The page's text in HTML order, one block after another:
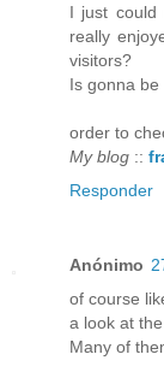
I just could
really
visitors?
Is gonna be
order to
My blog ::
Responder
Anónimo
of course
a look at
Many of